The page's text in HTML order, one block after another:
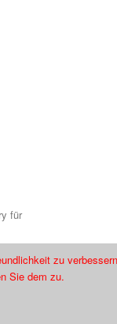
für
zu ZFS
zu
Sie dem zu.